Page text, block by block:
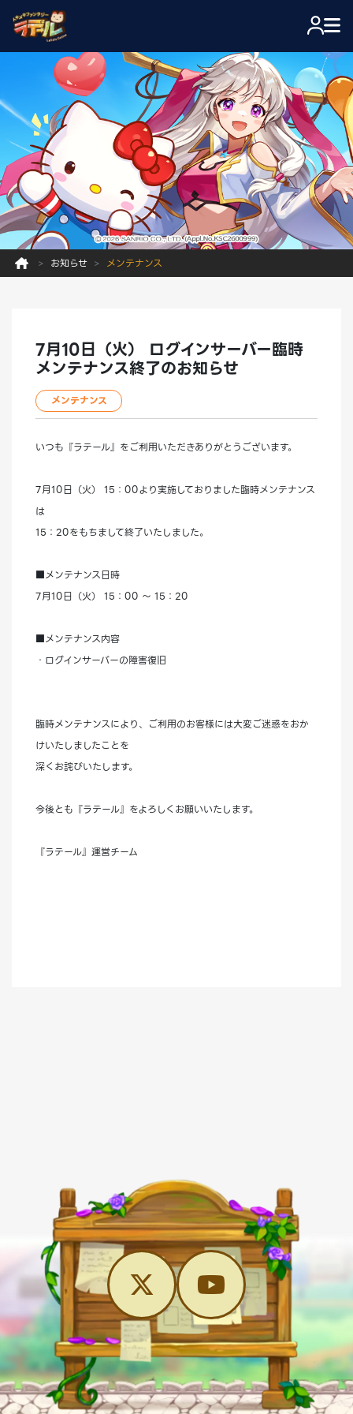
お知らせ メンテナンス
7月10日（火） ログインサーバー臨時
メンテナンス終了のお知らせ
メンテナンス
いつも『ラテール』をご利用いただきありがとうございます。
7月10日（火） 15：00より実施しておりました臨時メンテナンス
は
15：20をもちまして終了いたしました。
■メンテナンス日時
7月10日（火） 15：00 ～ 15：20
■メンテナンス内容
・ログインサーバーの障害復旧
臨時メンテナンスにより、ご利用のお客様には大変ご迷惑をおか
けいたしましたことを
深くお詫びいたします。
今後とも『ラテール』をよろしくお願いいたします。
『ラテール』運営チーム